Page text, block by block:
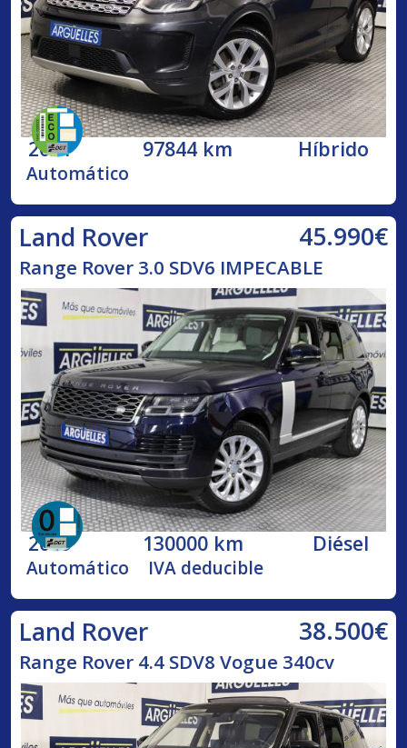
2021 97844 km Híbrido
Automático
Land Rover 45.990€
Range Rover 3.0 SDV6 IMPECABLE
2019 130000 km Diésel
Automático IVA deducible
Land Rover 38.500€
Range Rover 4.4 SDV8 Vogue 340cv